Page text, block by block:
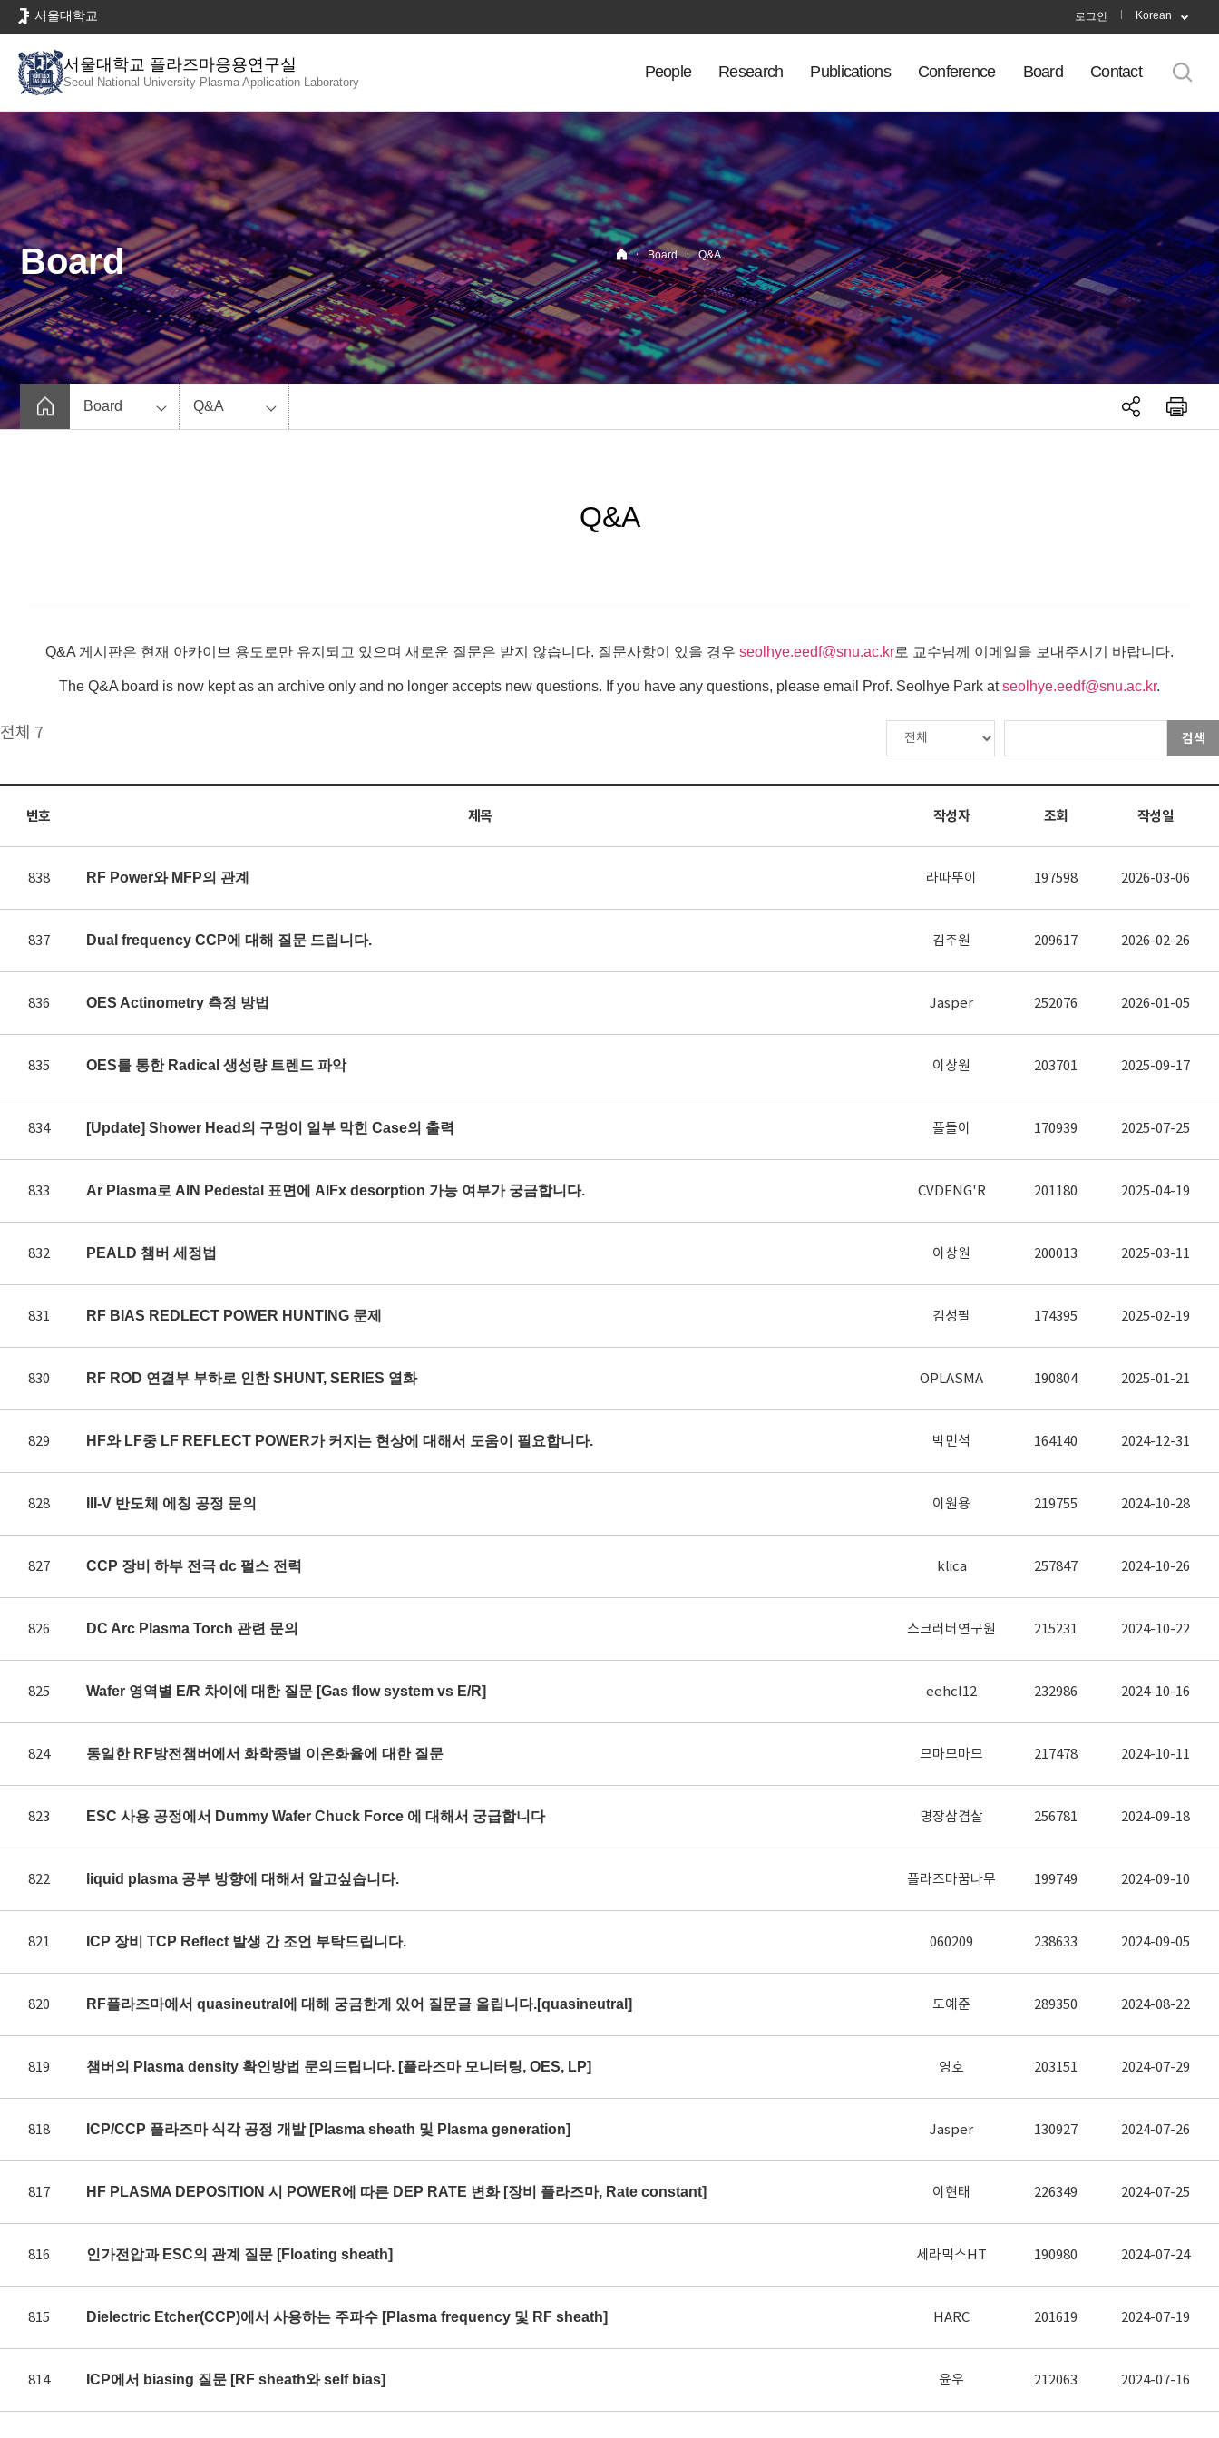
로
뉴
서울대학교 로그인 Korean
서울대학교 플라즈마응용연구실
Seoul National University Plasma Application Laboratory
People Research Publications Conference Board Contact
Board · Board · Q&A
Board Q&A
Q&A
Q&A 게시판은 현재 아카이브 용도로만 유지되고 있으며 새로운 질문은 받지 않습니다. 질문사항이 있을 경우 seolhye.eedf@snu.ac.kr로 교수님께 이메일을 보내주시기 바랍니다.
The Q&A board is now kept as an archive only and no longer accepts new questions. If you have any questions, please email Prof. Seolhye Park atseolhye.eedf@snu.ac.kr.
전체 7 검색
번호 제목 작성자 조회 작성일
838 RF Power와 MFP의 관계 라따뚜이 197598 2026-03-06
837 Dual frequency CCP에 대해 질문 드립니다. 김주원 209617 2026-02-26
836 OES Actinometry 측정 방법 Jasper 252076 2026-01-05
835 OES를 통한 Radical 생성량 트렌드 파악 이상원 203701 2025-09-17
834 [Update] Shower Head의 구멍이 일부 막힌 Case의 출력 플돌이 170939 2025-07-25
833 Ar Plasma로 AlN Pedestal 표면에 AlFx desorption 가능 여부가 궁금합니다. CVDENG'R 201180 2025-04-19
832 PEALD 챔버 세정법 이상원 200013 2025-03-11
831 RF BIAS REDLECT POWER HUNTING 문제 김성필 174395 2025-02-19
830 RF ROD 연결부 부하로 인한 SHUNT, SERIES 열화 OPLASMA 190804 2025-01-21
829 HF와 LF중 LF REFLECT POWER가 커지는 현상에 대해서 도움이 필요합니다. 박민석 164140 2024-12-31
828 III-V 반도체 에칭 공정 문의 이원용 219755 2024-10-28
827 CCP 장비 하부 전극 dc 펄스 전력 klica 257847 2024-10-26
826 DC Arc Plasma Torch 관련 문의 스크러버연구원 215231 2024-10-22
825 Wafer 영역별 E/R 차이에 대한 질문 [Gas flow system vs E/R] eehcl12 232986 2024-10-16
824 동일한 RF방전챔버에서 화학종별 이온화율에 대한 질문 므마므마므 217478 2024-10-11
823 ESC 사용 공정에서 Dummy Wafer Chuck Force 에 대해서 궁급합니다 명장삼겹살 256781 2024-09-18
822 liquid plasma 공부 방향에 대해서 알고싶습니다. 플라즈마꿈나무 199749 2024-09-10
821 ICP 장비 TCP Reflect 발생 간 조언 부탁드립니다. 060209 238633 2024-09-05
820 RF플라즈마에서 quasineutral에 대해 궁금한게 있어 질문글 올립니다.[quasineutral] 도예준 289350 2024-08-22
819 챔버의 Plasma density 확인방법 문의드립니다. [플라즈마 모니터링, OES, LP] 영호 203151 2024-07-29
818 ICP/CCP 플라즈마 식각 공정 개발 [Plasma sheath 및 Plasma generation] Jasper 130927 2024-07-26
817 HF PLASMA DEPOSITION 시 POWER에 따른 DEP RATE 변화 [장비 플라즈마, Rate constant] 이현태 226349 2024-07-25
816 인가전압과 ESC의 관계 질문 [Floating sheath] 세라믹스HT 190980 2024-07-24
815 Dielectric Etcher(CCP)에서 사용하는 주파수 [Plasma frequency 및 RF sheath] HARC 201619 2024-07-19
814 ICP에서 biasing 질문 [RF sheath와 self bias] 윤우 212063 2024-07-16